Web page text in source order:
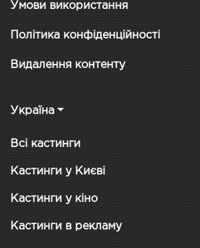
Умови використання
Політика конфіденційності
Видалення контенту
Україна
Всі кастинги
Кастинги у Києві
Кастинги у кіно
Кастинги в рекламу